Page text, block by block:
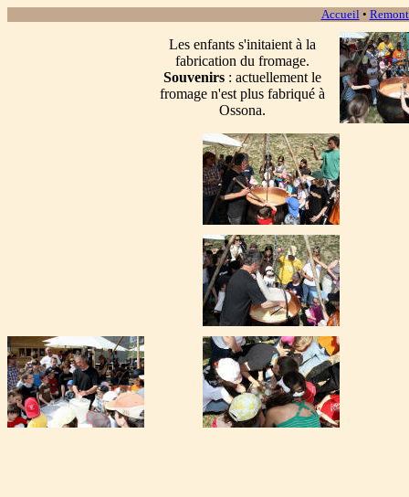
Accueil•
Les enfants s'initaient à la
fabrication du fromage.
Souvenirs : actuellement le
fromage n'est plus fabriqué à
Ossona.